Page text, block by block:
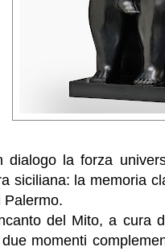
la forza
siciliana: la memoria
Palermo.
del Mito, a cura
momenti